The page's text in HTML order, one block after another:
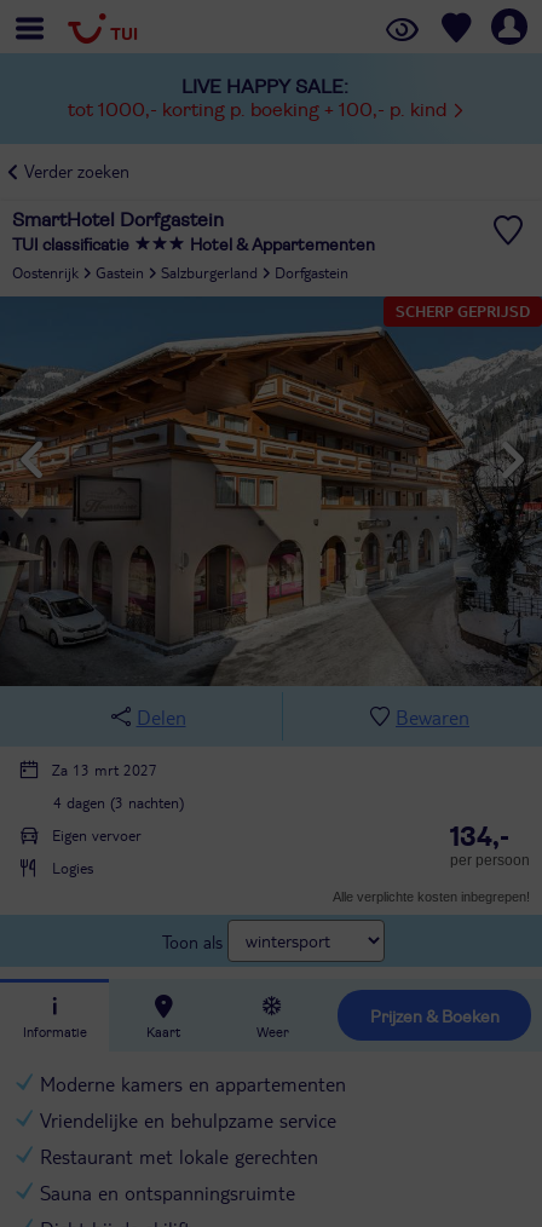
LIVE HAPPY SALE:
tot 1000,- korting p. boeking + 100,- p. kind
Verder zoeken
SmartHotel Dorfgastein
TUI classificatie Hotel & Appartementen
Oostenrijk Gastein Salzburgerland
Dorfgastein
SCHERP GEPRIJSD
Delen Bewaren
Za 13 mrt 2027
4 dagen (3 nachten)
Eigen vervoer
Logies
134,-
per persoon
Alle verplichte kosten inbegrepen!
Toon als
Informatie Kaart Weer
Prijzen & Boeken
Moderne kamers en appartementen
Vriendelijke en behulpzame service
Restaurant met lokale gerechten
Sauna en ontspanningsruimte